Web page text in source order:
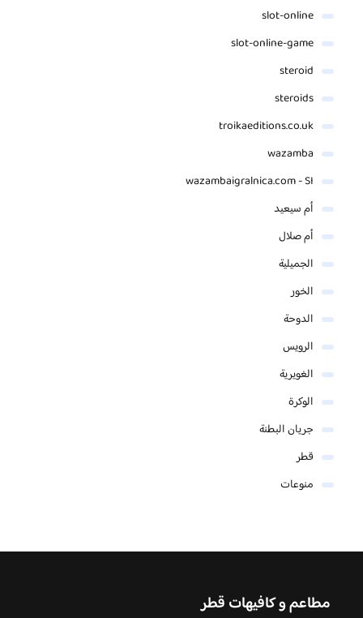
slot-online
slot-online-game
steroid
steroids
troikaeditions.co.uk
wazamba
wazambaigralnica.com - SI
أم سيعيد
أم صلال
الجميلية
الخور
الدوحة
الرويس
الغويرية
الوكرة
جريان البطنة
قطر
منوعات
مطاعم و كافيهات قطر